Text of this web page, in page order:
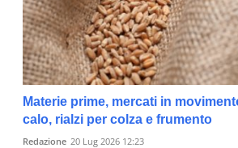
Materie prime, mercati in
calo, rialzi per colza e frumento
Redazione 20 Lug 2026 12:23